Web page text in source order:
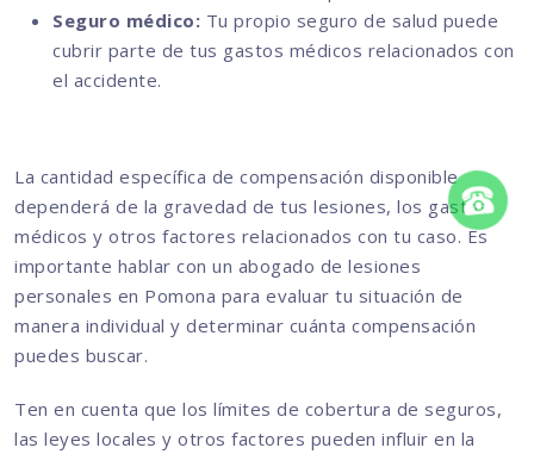
Seguro médico: Tu propio seguro de salud puede
cubrir parte de tus gastos médicos relacionados con
el accidente.
La cantidad específica de compensación disponible
dependerá de la gravedad de tus lesiones, los gastos
médicos y otros factores relacionados con tu caso. Es
importante hablar con un abogado de lesiones
personales en Pomona para evaluar tu situación de
manera individual y determinar cuánta compensación
puedes buscar.
Ten en cuenta que los límites de cobertura de seguros,
las leyes locales y otros factores pueden influir en la